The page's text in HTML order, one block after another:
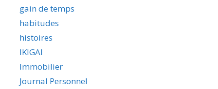
gain de temps
habitudes
histoires
IKIGAI
Immobilier
Journal Personnel